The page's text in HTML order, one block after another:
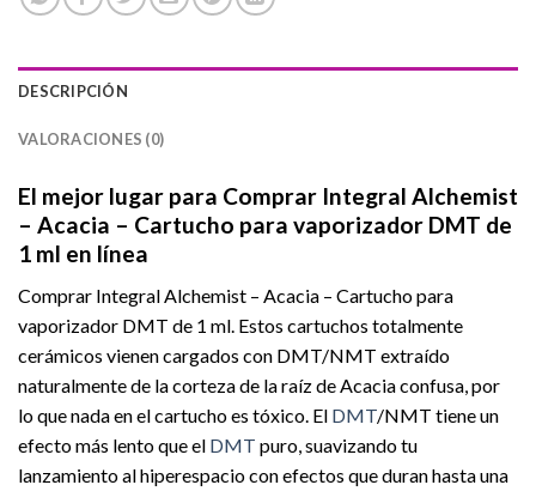
DESCRIPCIÓN
VALORACIONES (0)
El mejor lugar para Comprar Integral Alchemist
– Acacia – Cartucho para vaporizador DMT de
1 ml en línea
Comprar Integral Alchemist – Acacia – Cartucho para
vaporizador DMT de 1 ml. Estos cartuchos totalmente
cerámicos vienen cargados con DMT/NMT extraído
naturalmente de la corteza de la raíz de Acacia confusa, por
lo que nada en el cartucho es tóxico. El DMT/NMT tiene un
efecto más lento que el DMT puro, suavizando tu
lanzamiento al hiperespacio con efectos que duran hasta una